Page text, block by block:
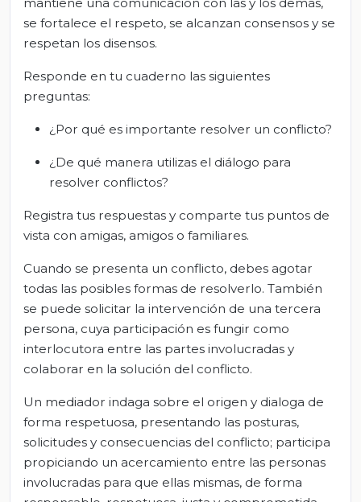
se fortalece el respeto, se alcanzan consensos y se
respetan los disensos.
Responde en tu cuaderno las siguientes
preguntas:
¿Por qué es importante resolver un conflicto?
¿De qué manera utilizas el diálogo para
resolver conflictos?
Registra tus respuestas y comparte tus puntos de
vista con amigas, amigos o familiares.
Cuando se presenta un conflicto, debes agotar
todas las posibles formas de resolverlo. También
se puede solicitar la intervención de una tercera
persona, cuya participación es fungir como
interlocutora entre las partes involucradas y
colaborar en la solución del conflicto.
Un mediador indaga sobre el origen y dialoga de
forma respetuosa, presentando las posturas,
solicitudes y consecuencias del conflicto; participa
propiciando un acercamiento entre las personas
involucradas para que ellas mismas, de forma